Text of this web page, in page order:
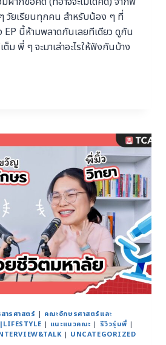
วัยเรียนทุกคน สำหรับน้อง ๆ ที่
EP นี้ห้ามพลาดกันเลยทีเดียว ดูกัน
ม พี่ ๆ จะมาเล่าอะไรให้ฟังกันบ้าง
ารศาสตร์ | คณะอักษรศาสตร์และ
| แนะแนวคณะ | รีวิวรุ่นพี่ |
| UNCATEGORIZED